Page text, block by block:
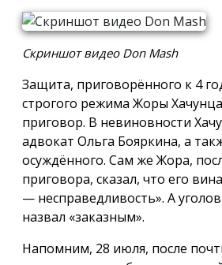
Скриншот видео Don Mash
Защита, приговорённого к 4
строгого режима Жоры
приговор. В невиновности
адвокат Ольга Бояркина, а
осуждённого. Сам же Жора,
приговора, сказал, что его
— несправедливость». А
назвал «заказным».
Напомним, 28 июля, после